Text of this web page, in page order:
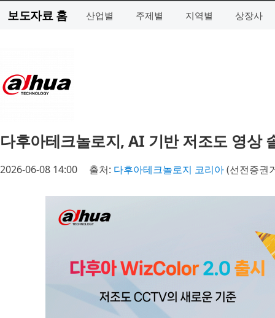
보도자료 홈 산업별 주제별 지역별 상장사
다후아테크놀로지, AI 기반 저조도 영상
2026-06-08 14:00 출처: 다후아테크놀로지 코리아(선전증권